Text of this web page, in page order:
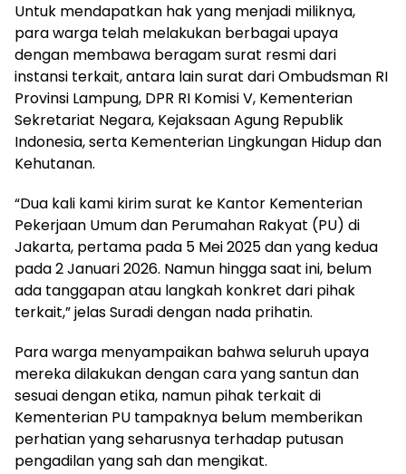
Untuk mendapatkan hak yang menjadi miliknya,
para warga telah melakukan berbagai upaya
dengan membawa beragam surat resmi dari
instansi terkait, antara lain surat dari Ombudsman RI
Provinsi Lampung, DPR RI Komisi V, Kementerian
Sekretariat Negara, Kejaksaan Agung Republik
Indonesia, serta Kementerian Lingkungan Hidup dan
Kehutanan.
“Dua kali kami kirim surat ke Kantor Kementerian
Pekerjaan Umum dan Perumahan Rakyat (PU) di
Jakarta, pertama pada 5 Mei 2025 dan yang kedua
pada 2 Januari 2026. Namun hingga saat ini, belum
ada tanggapan atau langkah konkret dari pihak
terkait,” jelas Suradi dengan nada prihatin.
Para warga menyampaikan bahwa seluruh upaya
mereka dilakukan dengan cara yang santun dan
sesuai dengan etika, namun pihak terkait di
Kementerian PU tampaknya belum memberikan
perhatian yang seharusnya terhadap putusan
pengadilan yang sah dan mengikat.